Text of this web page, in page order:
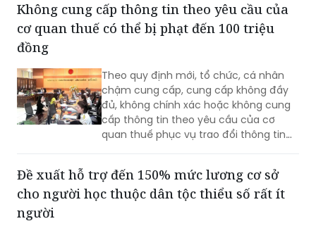
khẩu vào Việt Nam.
Không cung cấp thông tin theo yêu cầu của
cơ quan thuế có thể bị phạt đến 100 triệu
đồng
Theo quy định mới, tổ chức, cá nhân
chậm cung cấp, cung cấp không đầy
đủ, không chính xác hoặc không cung
cấp thông tin theo yêu cầu của cơ
quan thuế phục vụ trao đổi thông tin
Đề xuất hỗ trợ đến 150% mức lương cơ sở
cho người học thuộc dân tộc thiểu số rất ít
người